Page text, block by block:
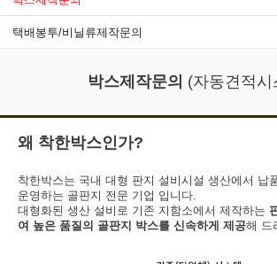
택배봉투/비닐류제작문의
박스제작문의 (자동견적시
왜 착한박스인가?
착한박스는 국내 대형 판지 설비시설 생산에서 납
운영하는 골판지 전문 기업 입니다.
대형화된 생산 설비로 기존 지함소에서 제작하는
여 높은 품질의 골판지 박스를 신속하게 제공해 드